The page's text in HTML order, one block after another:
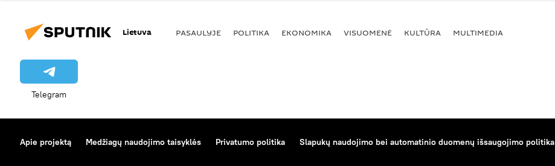
Lietuva PASAULYJE POLITIKA EKONOMIKA VISUOMENĖ KULTŪRA MULTIMEDIA
Telegram
Apie projektą Medžiagų naudojimo taisyklės Privatumo politika Slapukų naudojimo bei automatinio duomenų išsaugojimo politika